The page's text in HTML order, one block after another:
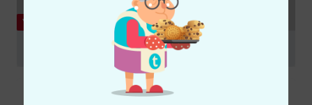
YOUTUBE
Shure Rechargeable Battery Technology